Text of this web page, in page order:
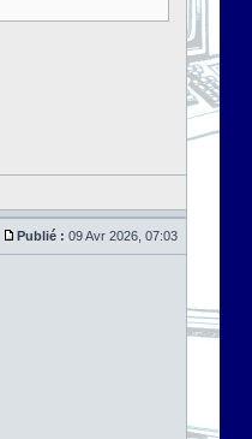
Publié : 09 Avr 2026, 07:03